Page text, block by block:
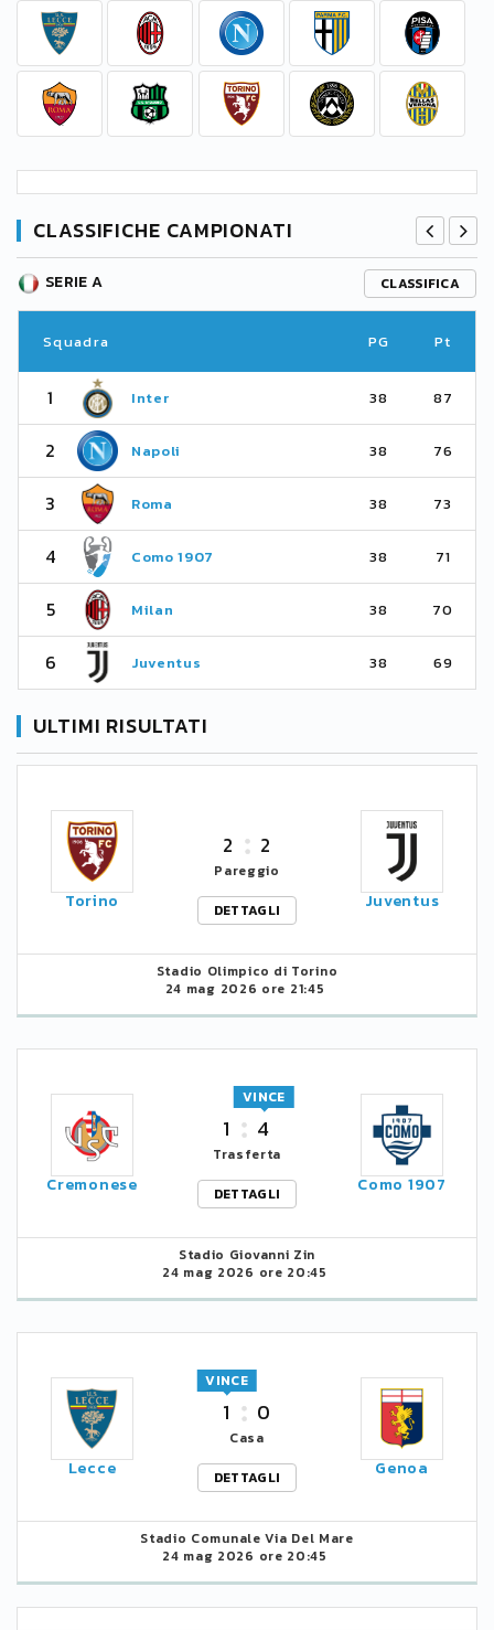
CLASSIFICHE CAMPIONATI
SERIE A CLASSIFICA
Squadra PG Pt
1 Inter 38 87
2 Napoli 38 76
3 Roma 38 73
4 Como 1907 38 71
5 Milan 38 70
6 Juventus 38 69
ULTIMI RISULTATI
Torino
2 2
Pareggio
DETTAGLI
Juventus
Stadio Olimpico di Torino
24 mag 2026 ore 21:45
Cremonese
1 4
VINCE
Trasferta
DETTAGLI
Como 1907
Stadio Giovanni Zin
24 mag 2026 ore 20:45
Lecce
1
VINCE
0
Casa
DETTAGLI
Genoa
Stadio Comunale Via Del Mare
24 mag 2026 ore 20:45